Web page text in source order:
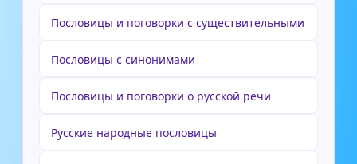
Пословицы и поговорки с существительными
Пословицы с синонимами
Пословицы и поговорки о русской речи
Русские народные пословицы